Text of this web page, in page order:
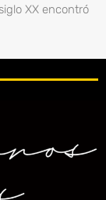
XX encontró